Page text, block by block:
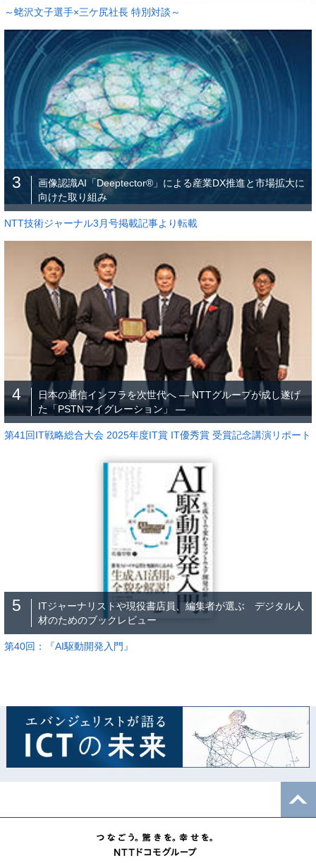
～蛯沢文子選手×三ケ尻社長 特別対談～
3
画像認識AI「Deeptector®」による産業DX推進と市場拡大に
向けた取り組み
NTT技術ジャーナル3月号掲載記事より転載
4
日本の通信インフラを次世代へ ― NTTグループが成し遂げ
た「PSTNマイグレーション」 ―
第41回IT戦略総合大会 2025年度IT賞 IT優秀賞 受賞記念講演リポート
5
ITジャーナリストや現役書店員、編集者が選ぶ デジタル人
材のためのブックレビュー
第40回：『AI駆動開発入門』